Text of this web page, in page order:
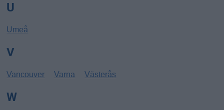
U
Umeå
V
Vancouver Varna Västerås
W